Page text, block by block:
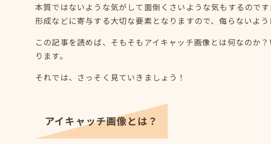
本質ではないような気がして面倒くさいような気もするので
形成などに寄与する大切な要素となりますので、侮らないよう
この記事を読めば、そもそもアイキャッチ画像とは何なのか
ります。
それでは、さっそく見ていきましょう！
アイキャッチ画像とは？